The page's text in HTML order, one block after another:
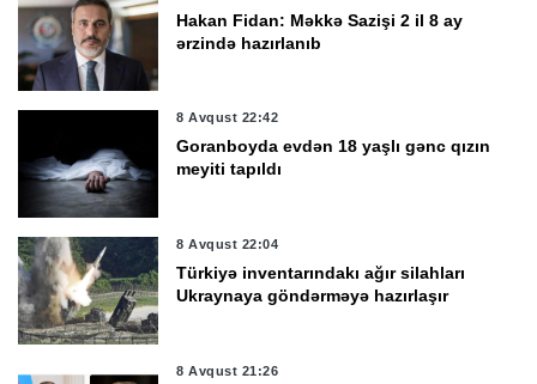
Hakan Fidan: Məkkə Sazişi 2 il 8 ay
ərzində hazırlanıb
8 Avqust 22:42
Goranboyda evdən 18 yaşlı gənc qızın
meyiti tapıldı
8 Avqust 22:04
Türkiyə inventarındakı ağır silahları
Ukraynaya göndərməyə hazırlaşır
8 Avqust 21:26